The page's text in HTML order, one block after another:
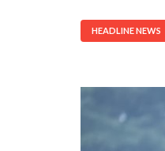
HEADLINE NEWS